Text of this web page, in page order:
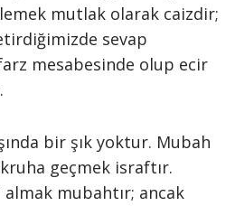
mutlak olarak caizdir;
sevap
mesabesinde olup ecir
bir şık yoktur. Mubah
geçmek israftır.
mubahtır; ancak